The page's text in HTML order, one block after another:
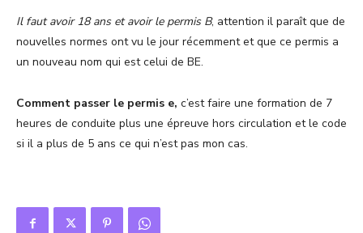
Il faut avoir 18 ans et avoir le permis B, attention il paraît que de
nouvelles normes ont vu le jour récemment et que ce permis a
un nouveau nom qui est celui de BE.
Comment passer le permis e, c’est faire une formation de 7
heures de conduite plus une épreuve hors circulation et le code
si il a plus de 5 ans ce qui n’est pas mon cas.